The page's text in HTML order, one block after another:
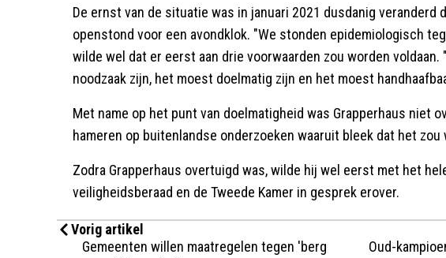
De ernst van de situatie was in januari 2021 dusdanig veranderd
openstond voor een avondklok. "We stonden epidemiologisch
wilde wel dat er eerst aan drie voorwaarden zou worden
noodzaak zijn, het moest doelmatig zijn en het moest
Met name op het punt van doelmatigheid was Grapperhaus niet
hameren op buitenlandse onderzoeken waaruit bleek dat het zou
Zodra Grapperhaus overtuigd was, wilde hij wel eerst met het
veiligheidsberaad en de Tweede Kamer in gesprek erover.
Vorig artikel
Gemeenten willen maatregelen tegen 'berg
Oud-